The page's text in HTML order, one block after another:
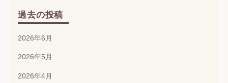
過去の投稿
2026年6月
2026年5月
2026年4月